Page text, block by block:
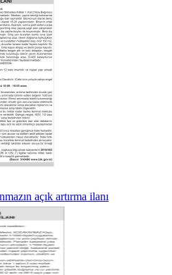
açık artırma ilanı